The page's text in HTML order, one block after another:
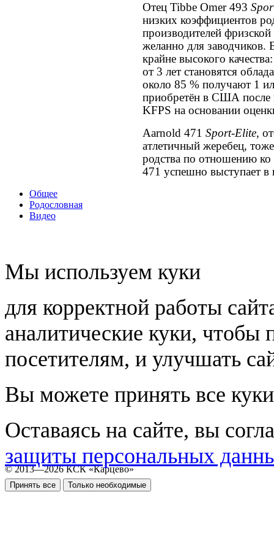
Отец Tibbe Omer 493
низких коэффициентов
производителей
желанно для заводчиков.
крайне высокого
от 3 лет становятся
около 85 % получают 1
приобретён в США после
KFPS на основании
Aarnold 471 Sport-Elite,
атлетичный жеребец,
родства по отношению
471 успешно выступает в
Общее
Родословная
Видео
Мы используем куки
для корректной работы
аналитические куки, чтобы
посетителям, и улучшать
Вы можете принять все
Оставаясь на сайте, вы
защиты персональных
Принять все Только необходимые
© 2013—2026 КСК «Карцево»